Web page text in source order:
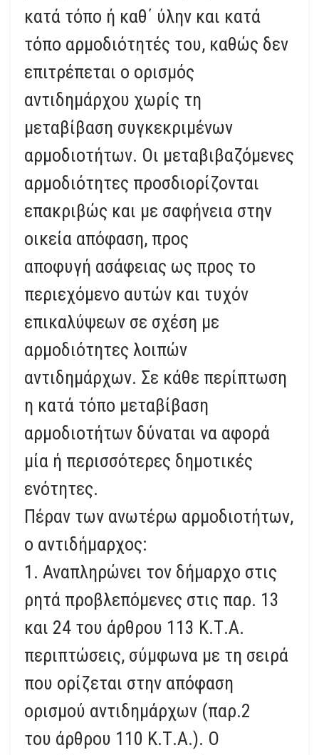
κατά τόπο ή καθ΄ ύλην και κατά
τόπο αρμοδιότητές του, καθώς δεν
επιτρέπεται ο ορισμός
αντιδημάρχου χωρίς τη
μεταβίβαση συγκεκριμένων
αρμοδιοτήτων. Οι μεταβιβαζόμενες
αρμοδιότητες προσδιορίζονται
επακριβώς και με σαφήνεια στην
οικεία απόφαση, προς
αποφυγή ασάφειας ως προς το
περιεχόμενο αυτών και τυχόν
επικαλύψεων σε σχέση με
αρμοδιότητες λοιπών
αντιδημάρχων. Σε κάθε περίπτωση
η κατά τόπο μεταβίβαση
αρμοδιοτήτων δύναται να αφορά
μία ή περισσότερες δημοτικές
ενότητες.
Πέραν των ανωτέρω αρμοδιοτήτων,
ο αντιδήμαρχος:
1. Αναπληρώνει τον δήμαρχο στις
ρητά προβλεπόμενες στις παρ. 13
και 24 του άρθρου 113 Κ.Τ.Α.
περιπτώσεις, σύμφωνα με τη σειρά
που ορίζεται στην απόφαση
ορισμού αντιδημάρχων (παρ.2
του άρθρου 110 Κ.Τ.Α.). Ο